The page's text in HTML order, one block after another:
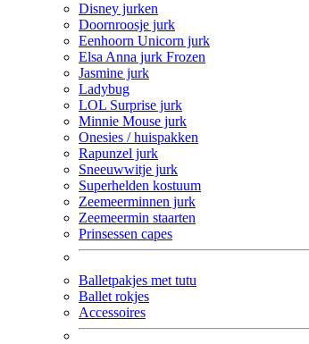
Disney jurken
Doornroosje jurk
Eenhoorn Unicorn jurk
Elsa Anna jurk Frozen
Jasmine jurk
Ladybug
LOL Surprise jurk
Minnie Mouse jurk
Onesies / huispakken
Rapunzel jurk
Sneeuwwitje jurk
Superhelden kostuum
Zeemeerminnen jurk
Zeemeermin staarten
Prinsessen capes
Balletpakjes met tutu
Ballet rokjes
Accessoires